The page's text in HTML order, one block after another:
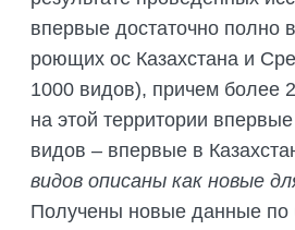
впервые достаточно полно
роющих ос Казахстана и
1000 видов), причем более
на этой территории
видов – впервые в
видов описаны как новые
Получены новые данные по